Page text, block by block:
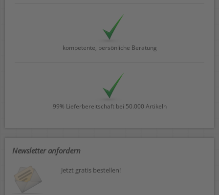
kompetente, persönliche Beratung
99% Lieferbereitschaft bei 50.000 Artikeln
Newsletter anfordern
Jetzt gratis bestellen!